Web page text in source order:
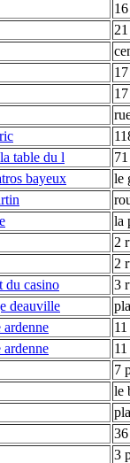
la table du l
bayeux
le
la
2
2
du casino
3
deauville
ardenne
ardenne
7
le
3